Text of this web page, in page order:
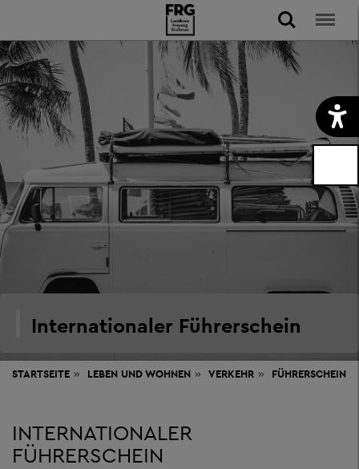
Internationaler Führerschein
STARTSEITE LEBEN UND WOHNEN VERKEHR FÜHRERSCHEIN
INTERNATIONALER
FÜHRERSCHEIN